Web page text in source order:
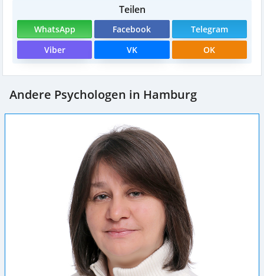
Teilen
WhatsApp Facebook
Telegram
Viber
VK OK
Andere Psychologen in Hamburg